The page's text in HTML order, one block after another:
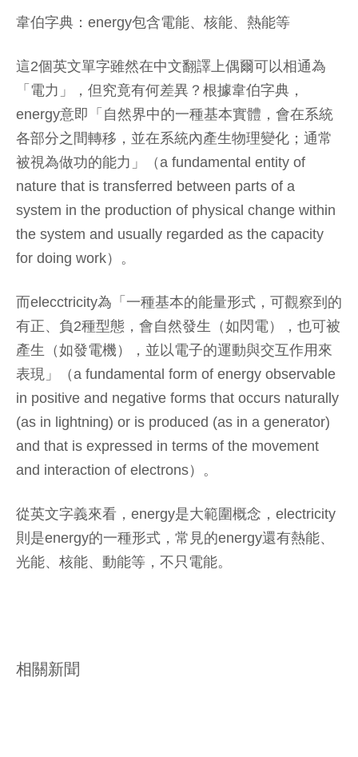
韋伯字典：energy包含電能、核能、熱能等
這2個英文單字雖然在中文翻譯上偶爾可以相通為
「電力」，但究竟有何差異？根據韋伯字典，
energy意即「自然界中的一種基本實體，會在系統
各部分之間轉移，並在系統內產生物理變化；通常
被視為做功的能力」（a fundamental entity of
nature that is transferred between parts of a
system in the production of physical change within
the system and usually regarded as the capacity
for doing work）。
而elecctricity為「一種基本的能量形式，可觀察到的
有正、負2種型態，會自然發生（如閃電），也可被
產生（如發電機），並以電子的運動與交互作用來
表現」（a fundamental form of energy observable
in positive and negative forms that occurs naturally
(as in lightning) or is produced (as in a generator)
and that is expressed in terms of the movement
and interaction of electrons）。
從英文字義來看，energy是大範圍概念，electricity
則是energy的一種形式，常見的energy還有熱能、
光能、核能、動能等，不只電能。
相關新聞